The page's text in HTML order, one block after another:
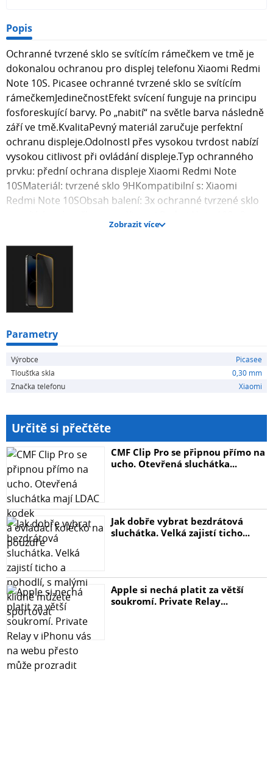
Popis
Ochranné tvrzené sklo se svítícím rámečkem ve tmě je
dokonalou ochranou pro displej telefonu Xiaomi Redmi
Note 10S. Picasee ochranné tvrzené sklo se svítícím
rámečkemJedinečnostEfekt svícení funguje na principu
fosforeskující barvy. Po „nabití“ na světle barva následně
září ve tmě.KvalitaPevný materiál zaručuje perfektní
ochranu displeje.OdolnostI přes vysokou tvrdost nabízí
vysokou citlivost při ovládání displeje.Typ ochranného
prvku: přední ochrana displeje Xiaomi Redmi Note
10SMateriál: tvrzené sklo 9HKompatibilní s: Xiaomi
Redmi Note 10SObsah balení: 3x ochranné tvrzené sklo
hadřík pro aplikaci skla na displej telefonu. Fotografie
skla mohou být ilustrativní.
Zobrazit více
Parametry
Výrobce
Picasee
Tloušťka skla
0,30 mm
Značka telefonu
Xiaomi
Určitě si přečtěte
CMF Clip Pro se připnou přímo na
ucho. Otevřená sluchátka...
Jak dobře vybrat bezdrátová
sluchátka. Velká zajistí ticho...
Apple si nechá platit za větší
soukromí. Private Relay...